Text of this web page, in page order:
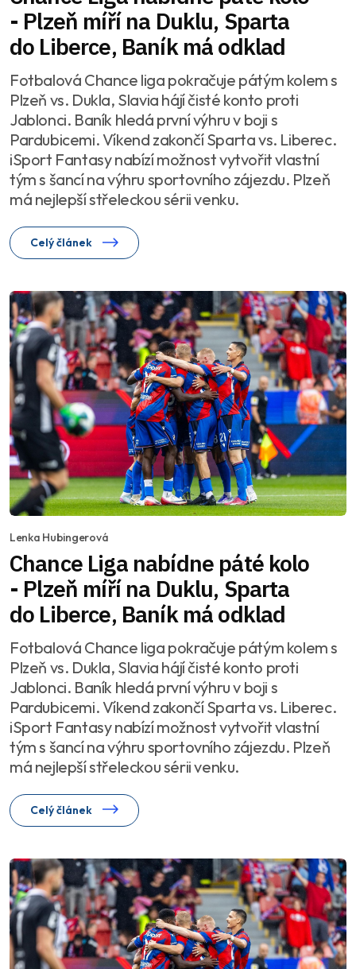
- Plzeň míří na Duklu, Sparta
do Liberce, Baník má odklad
Fotbalová Chance liga pokračuje pátým kolem s
Plzeň vs. Dukla, Slavia hájí čisté konto proti
Jablonci. Baník hledá první výhru v boji s
Pardubicemi. Víkend zakončí Sparta vs. Liberec.
iSport Fantasy nabízí možnost vytvořit vlastní
tým s šancí na výhru sportovního zájezdu. Plzeň
má nejlepší střeleckou sérii venku.
Celý článek
Lenka Hubingerová
Chance Liga nabídne páté kolo
- Plzeň míří na Duklu, Sparta
do Liberce, Baník má odklad
Fotbalová Chance liga pokračuje pátým kolem s
Plzeň vs. Dukla, Slavia hájí čisté konto proti
Jablonci. Baník hledá první výhru v boji s
Pardubicemi. Víkend zakončí Sparta vs. Liberec.
iSport Fantasy nabízí možnost vytvořit vlastní
tým s šancí na výhru sportovního zájezdu. Plzeň
má nejlepší střeleckou sérii venku.
Celý článek